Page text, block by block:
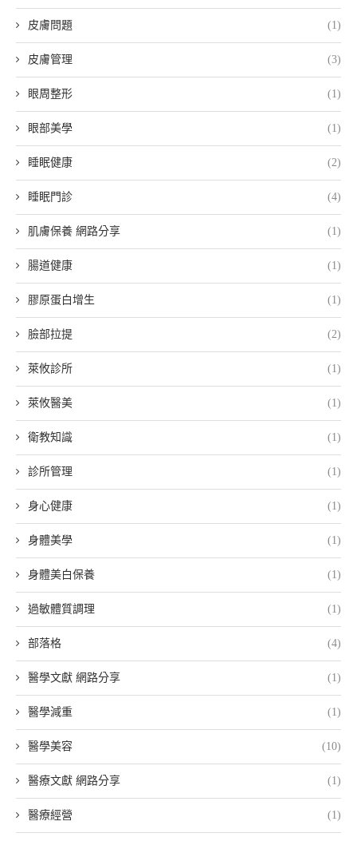
皮膚問題 (1)
皮膚管理 (3)
眼周整形 (1)
眼部美學 (1)
睡眠健康 (2)
睡眠門診 (4)
肌膚保養 網路分享 (1)
腸道健康 (1)
膠原蛋白增生 (1)
臉部拉提 (2)
萊攸診所 (1)
萊攸醫美 (1)
衛教知識 (1)
診所管理 (1)
身心健康 (1)
身體美學 (1)
身體美白保養 (1)
過敏體質調理 (1)
部落格 (4)
醫學文獻 網路分享 (1)
醫學減重 (1)
醫學美容 (10)
醫療文獻 網路分享 (1)
醫療經營 (1)